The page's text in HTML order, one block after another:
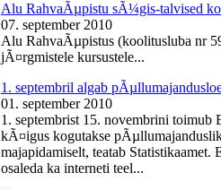
Alu RahvaÃµpistu sÃ¼gis-talvised
07. september 2010
Alu RahvaÃµpistus (koolitusluba nr
jÃ¤rgmistele kursustele...
1. septembril algab
01. september 2010
1. septembrist 15. novembrini toimub
kÃ¤igus kogutakse
majapidamiselt, teatab Statistikaamet.
osaleda ka interneti teel...